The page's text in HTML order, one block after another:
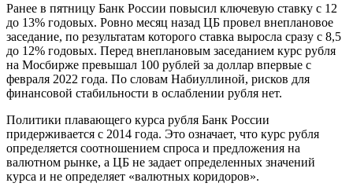
Ранее в пятницу Банк России повысил ключевую ставку с 12
до 13% годовых. Ровно месяц назад ЦБ провел внеплановое
заседание, по результатам которого ставка выросла сразу с 8,5
до 12% годовых. Перед внеплановым заседанием курс рубля
на Мосбирже превышал 100 рублей за доллар впервые с
февраля 2022 года. По словам Набиуллиной, рисков для
финансовой стабильности в ослаблении рубля нет.
Политики плавающего курса рубля Банк России
придерживается с 2014 года. Это означает, что курс рубля
определяется соотношением спроса и предложения на
валютном рынке, а ЦБ не задает определенных значений
курса и не определяет «валютных коридоров».